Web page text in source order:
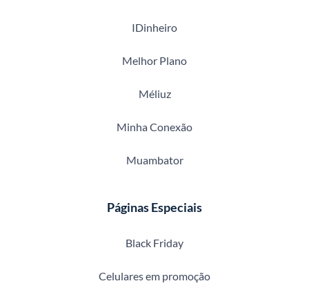
IDinheiro
Melhor Plano
Méliuz
Minha Conexão
Muambator
Páginas Especiais
Black Friday
Celulares em promoção